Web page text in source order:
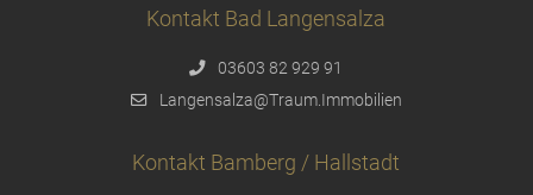
Kontakt Bad Langensalza
03603 82 929 91
Langensalza@Traum.Immobilien
Kontakt Bamberg / Hallstadt